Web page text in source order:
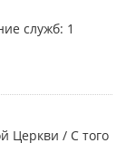
служб: 1
Церкви / С того